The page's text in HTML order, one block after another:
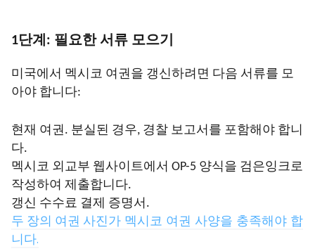
1단계: 필요한 서류 모으기
미국에서 멕시코 여권을 갱신하려면 다음 서류를 모
아야 합니다:
현재 여권. 분실된 경우, 경찰 보고서를 포함해야 합니
다.
멕시코 외교부 웹사이트에서 OP-5 양식을 검은잉크로
작성하여 제출합니다.
갱신 수수료 결제 증명서.
두 장의 여권 사진가 멕시코 여권 사양을 충족해야 합
니다.